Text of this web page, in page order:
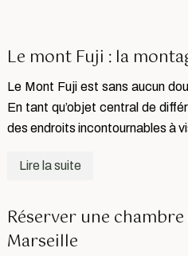
Le mont Fuji : la
Le Mont Fuji est sans aucun
En tant qu’objet central de
des endroits incontournables à
Lire la suite
Réserver une
Marseille